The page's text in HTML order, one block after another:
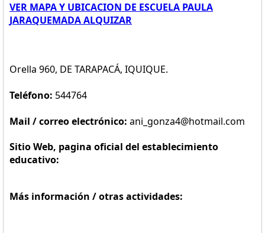
VER MAPA Y UBICACION DE ESCUELA PAULA
JARAQUEMADA ALQUIZAR
Orella 960, DE TARAPACÁ, IQUIQUE.
Teléfono: 544764
Mail / correo electrónico: ani_gonza4@hotmail.com
Sitio Web, pagina oficial del establecimiento
educativo:
Más información / otras actividades: